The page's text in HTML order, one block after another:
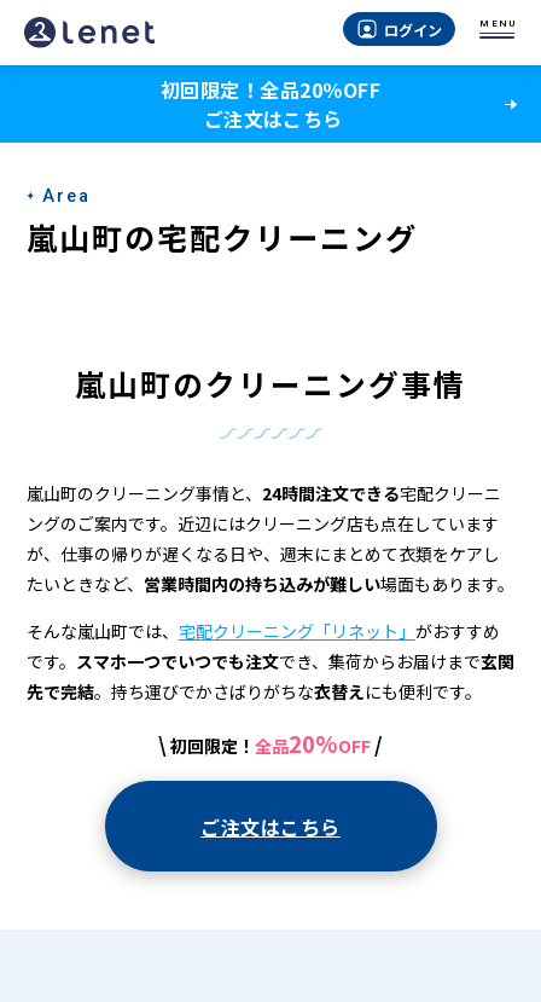
嵐
山
の
ク
リ
＆
宅
配
ク
リ
ー
ログイン MENU
初回限定！全品20％OFF
ご注文はこちら
Area
嵐山町の宅配クリーニング
嵐山町のクリーニング事情
嵐山町のクリーニング事情と、 24時間注文できる宅配クリーニ
ングのご案内です。近辺にはクリーニング店も点在しています
が、仕事の帰りが遅くなる日や、週末にまとめて衣類をケアし
たいときなど、 営業時間内の持ち込みが難しい場面もあります。
そんな嵐山町では、 宅配クリーニング「リネット」 がおすすめ
です。 スマホ一つでいつでも注文でき、集荷からお届けまで玄関
先で完結。持ち運びでかさばりがちな衣替えにも便利です。
\ 初回限定！ 全品20%OFF /
ご注文はこちら